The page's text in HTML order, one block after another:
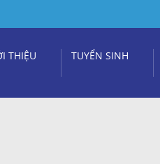
THIỆU TUYỂN SINH